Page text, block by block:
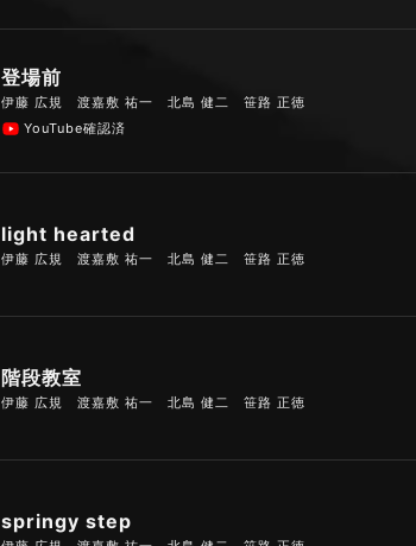
登場前
伊藤 広規 渡嘉敷 祐一 北島 健二 笹路 正徳
YouTube確認済
light hearted
伊藤 広規 渡嘉敷 祐一 北島 健二 笹路 正徳
階段教室
伊藤 広規 渡嘉敷 祐一 北島 健二 笹路 正徳
springy step